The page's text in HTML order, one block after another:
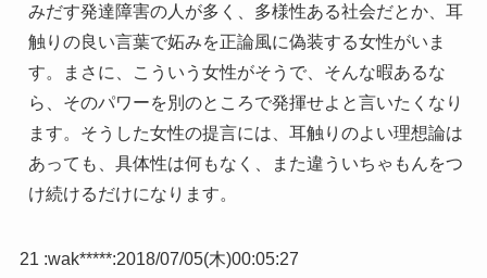
みだす発達障害の人が多く、多様性ある社会だとか、耳
触りの良い言葉で妬みを正論風に偽装する女性がいま
す。まさに、こういう女性がそうで、そんな暇あるな
ら、そのパワーを別のところで発揮せよと言いたくなり
ます。そうした女性の提言には、耳触りのよい理想論は
あっても、具体性は何もなく、また違ういちゃもんをつ
け続けるだけになります。
21 :wak*****:2018/07/05(木)00:05:27